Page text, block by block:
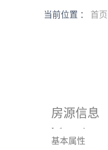
当前位置 ： 首页
房源信息
Information
基本属性